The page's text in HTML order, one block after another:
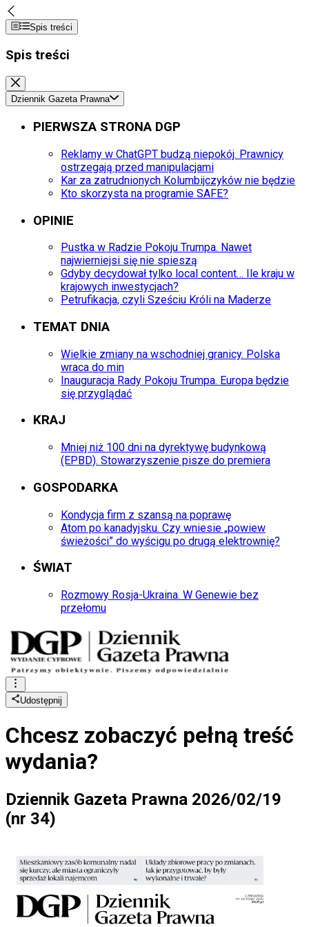
Spis treści
Spis treści
Dziennik Gazeta Prawna
PIERWSZA STRONA DGP
Reklamy w ChatGPT budzą niepokój. Prawnicy
ostrzegają przed manipulacjami
Kar za zatrudnionych Kolumbijczyków nie będzie
Kto skorzysta na programie SAFE?
OPINIE
Pustka w Radzie Pokoju Trumpa. Nawet
najwierniejsi się nie spieszą
Gdyby decydował tylko local content… Ile kraju w
krajowych inwestycjach?
Petrufikacja, czyli Sześciu Króli na Maderze
TEMAT DNIA
Wielkie zmiany na wschodniej granicy. Polska
wraca do min
Inauguracja Rady Pokoju Trumpa. Europa będzie
się przyglądać
KRAJ
Mniej niż 100 dni na dyrektywę budynkową
(EPBD). Stowarzyszenie pisze do premiera
GOSPODARKA
Kondycja firm z szansą na poprawę
Atom po kanadyjsku. Czy wniesie „powiew
świeżości” do wyścigu po drugą elektrownię?
ŚWIAT
Rozmowy Rosja-Ukraina. W Genewie bez
przełomu
Udostępnij
Chcesz zobaczyć pełną treść
wydania?
Dziennik Gazeta Prawna 2026/02/19
(nr 34)